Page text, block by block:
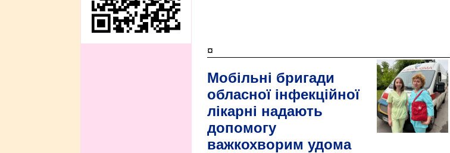
¤
Мобільні бригади
обласної інфекційної
лікарні надають
допомогу
важкохворим удома